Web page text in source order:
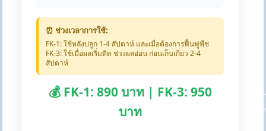
⏰ ช่วงเวลาการใช้:
FK-1: ใช้หลังปลูก 1-4 สัปดาห์ และเมื่อต้องการฟื้นฟูพืช
FK-3: ใช้เมื่อผลเริ่มติด ช่วงผลอ่อน ก่อนเก็บเกี่ยว 2-4
สัปดาห์
💰 FK-1: 890 บาท | FK-3: 950
บาท